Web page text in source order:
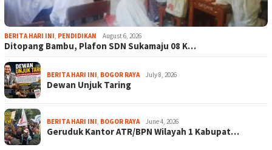
BERITA HARI INI PENDIDIKAN August 6, 2026
Ditopang Bambu, Plafon SDN Sukamaju 08 K…
BERITA HARI INI BOGOR RAYA July 8, 2026
Dewan Unjuk Taring
BERITA HARI INI BOGOR RAYA June 4, 2026
Geruduk Kantor ATR/BPN Wilayah 1 Kabupat…